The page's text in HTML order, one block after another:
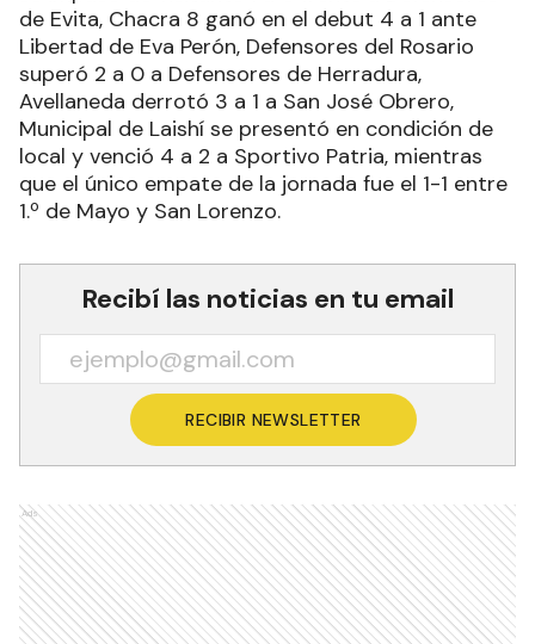
de Evita, Chacra 8 ganó en el debut 4 a 1 ante
Libertad de Eva Perón, Defensores del Rosario
superó 2 a 0 a Defensores de Herradura,
Avellaneda derrotó 3 a 1 a San José Obrero,
Municipal de Laishí se presentó en condición de
local y venció 4 a 2 a Sportivo Patria, mientras
que el único empate de la jornada fue el 1-1 entre
1.º de Mayo y San Lorenzo.
Recibí las noticias en tu email
RECIBIR NEWSLETTER
Ads